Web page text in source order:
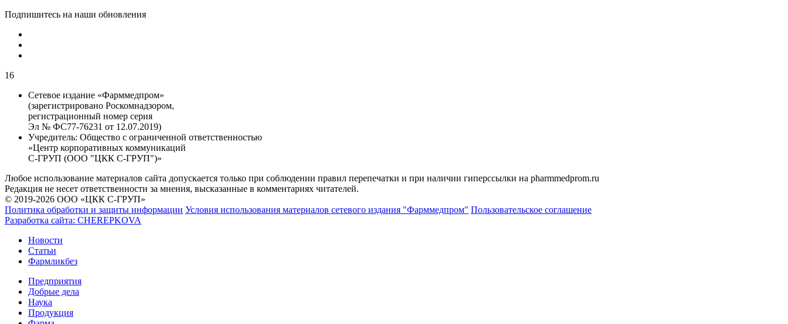
Подпишитесь на наши обновления
16
Сетевое издание «Фарммедпром»
(зарегистрировано Роскомнадзором,
регистрационный номер серия
Эл № ФС77-76231 от 12.07.2019)
Учредитель: Общество с ограниченной ответственностью
«Центр корпоративных коммуникаций
С-ГРУП (ООО "ЦКК С-ГРУП")»
Любое использование материалов сайта допускается только при соблюдении правил перепечатки и при наличии гиперссылки на pharmmedprom.ru
Редакция не несет ответственности за мнения, высказанные в комментариях читателей.
© 2019-2026 ООО «ЦКК С-ГРУП»
Политика обработки и защиты информации Условия использования материалов сетевого издания "Фарммедпром" Пользовательское соглашение
Разработка сайта: CHEREPKOVA
Новости
Статьи
Фармликбез
Предприятия
Добрые дела
Наука
Продукция